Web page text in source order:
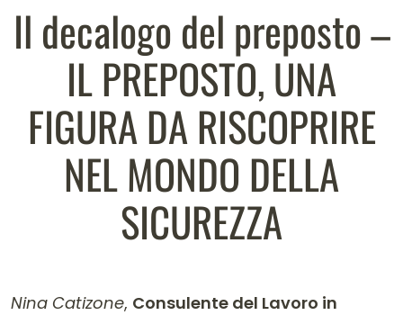
Il decalogo del preposto –
IL PREPOSTO, UNA
FIGURA DA RISCOPRIRE
NEL MONDO DELLA
SICUREZZA
Nina Catizone, Consulente del Lavoro in